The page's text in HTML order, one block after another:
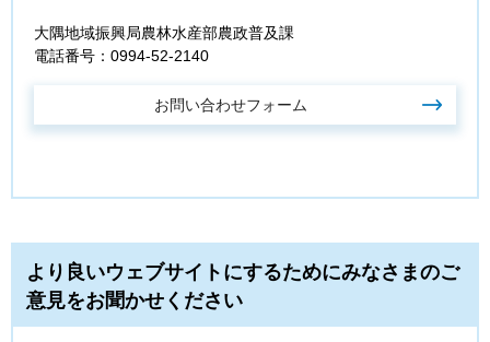
大隅地域振興局農林水産部農政普及課
電話番号：0994-52-2140
より良いウェブサイトにするためにみなさまのご
意見をお聞かせください